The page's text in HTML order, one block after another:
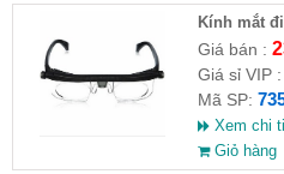
Kính mắt
Giá bán :
Giá sỉ VIP :
Mã SP:
Xem chi
Giỏ hàng